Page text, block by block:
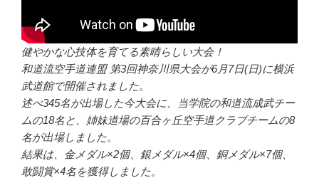
健やかな心技体を育てる素晴らしい大会！
和道流空手道連盟 第3回神奈川県大会が6月7日(日)に横浜
武道館で開催されました。
述べ345名が出場した今大会に、当学院の和道流成武チー
ムの18名と、姉妹道場の百合ヶ丘空手道クラブチームの8
名が出場しました。
結果は、金メダル×2個、銀メダル×4個、銅メダル×7個、
敢闘賞×4名を獲得しました。